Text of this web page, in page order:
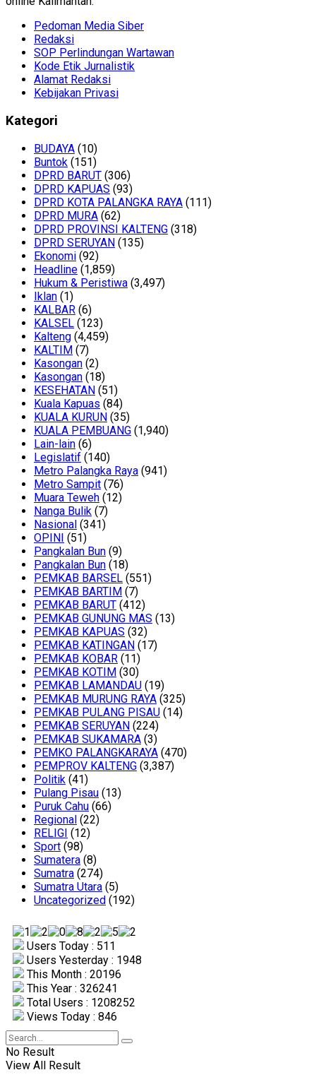
Pedoman Media Siber
Redaksi
SOP Perlindungan Wartawan
Kode Etik Jurnalistik
Alamat Redaksi
Kebijakan Privasi
Kategori
BUDAYA (10)
Buntok (151)
DPRD BARUT (306)
DPRD KAPUAS (93)
DPRD KOTA PALANGKA RAYA (111)
DPRD MURA (62)
DPRD PROVINSI KALTENG (318)
DPRD SERUYAN (135)
Ekonomi (92)
Headline (1,859)
Hukum & Peristiwa (3,497)
Iklan (1)
KALBAR (6)
KALSEL (123)
Kalteng (4,459)
KALTIM (7)
Kasongan (2)
Kasongan (18)
KESEHATAN (51)
Kuala Kapuas (84)
KUALA KURUN (35)
KUALA PEMBUANG (1,940)
Lain-lain (6)
Legislatif (140)
Metro Palangka Raya (941)
Metro Sampit (76)
Muara Teweh (12)
Nanga Bulik (7)
Nasional (341)
OPINI (51)
Pangkalan Bun (9)
Pangkalan Bun (18)
PEMKAB BARSEL (551)
PEMKAB BARTIM (7)
PEMKAB BARUT (412)
PEMKAB GUNUNG MAS (13)
PEMKAB KAPUAS (32)
PEMKAB KATINGAN (17)
PEMKAB KOBAR (11)
PEMKAB KOTIM (30)
PEMKAB LAMANDAU (19)
PEMKAB MURUNG RAYA (325)
PEMKAB PULANG PISAU (14)
PEMKAB SERUYAN (224)
PEMKAB SUKAMARA (3)
PEMKO PALANGKARAYA (470)
PEMPROV KALTENG (3,387)
Politik (41)
Pulang Pisau (13)
Puruk Cahu (66)
Regional (22)
RELIGI (12)
Sport (98)
Sumatera (8)
Sumatra (274)
Sumatra Utara (5)
Uncategorized (192)
Users Today : 511
Users Yesterday : 1948
This Month : 20196
This Year : 326241
Total Users : 1208252
Views Today : 846
No Result
View All Result